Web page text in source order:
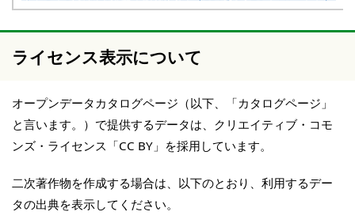
ライセンス表示について
オープンデータカタログページ（以下、「カタログページ」
と言います。）で提供するデータは、クリエイティブ・コモ
ンズ・ライセンス「CC BY」を採用しています。
二次著作物を作成する場合は、以下のとおり、利用するデー
タの出典を表示してください。